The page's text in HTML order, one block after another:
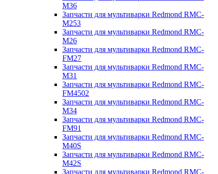
M36
Запчасти для мультиварки Redmond RMC-
M253
Запчасти для мультиварки Redmond RMC-
M26
Запчасти для мультиварки Redmond RMC-
FM27
Запчасти для мультиварки Redmond RMC-
M31
Запчасти для мультиварки Redmond RMC-
FM4502
Запчасти для мультиварки Redmond RMC-
M34
Запчасти для мультиварки Redmond RMC-
FM91
Запчасти для мультиварки Redmond RMC-
M40S
Запчасти для мультиварки Redmond RMC-
M42S
Запчасти для мультиварки Redmond RMC-